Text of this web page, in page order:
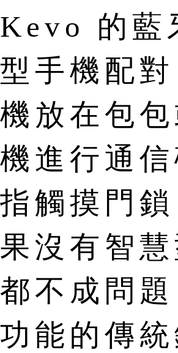
Kevo 的藍
型手機配
機放在包
機進行通
指觸摸門
果沒有智
都不成問
功能的傳